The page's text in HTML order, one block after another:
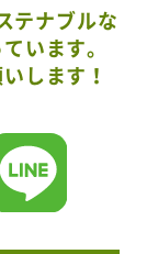
テナブルな
います。
します！